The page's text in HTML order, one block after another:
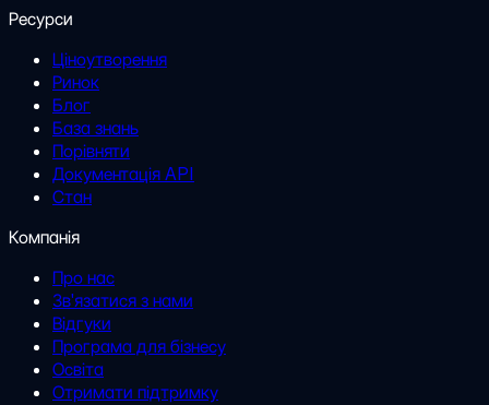
Ресурси
Ціноутворення
Ринок
Блог
База знань
Порівняти
Документація API
Стан
Компанія
Про нас
Зв'язатися з нами
Відгуки
Програма для бізнесу
Освіта
Отримати підтримку